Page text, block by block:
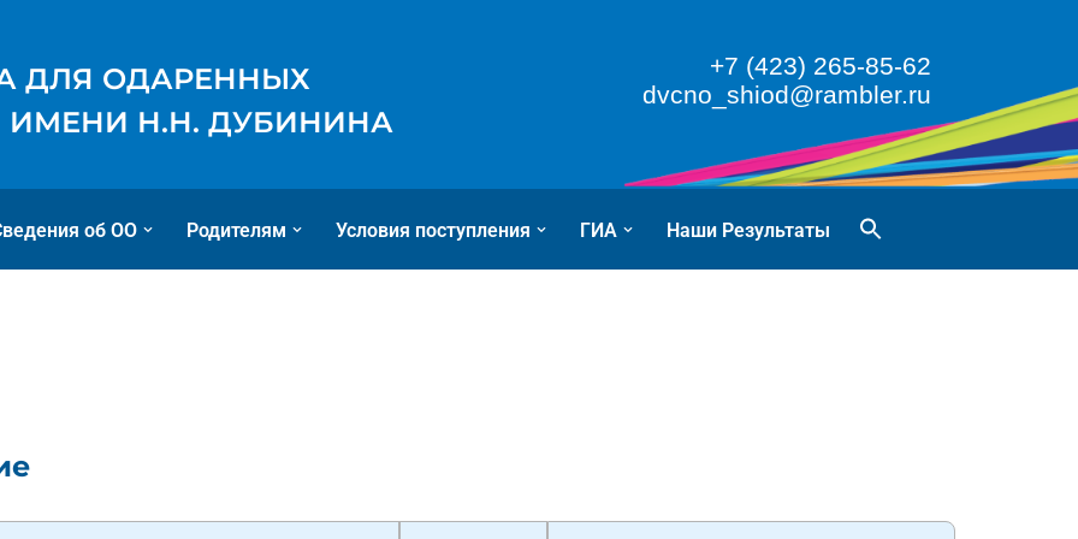
ДЛЯ ОДАРЕННЫХ
ИМЕНИ Н.Н. ДУБИНИНА
+7 (423) 265-85-62
dvcno_shiod@rambler.ru
об ОО Родителям Условия поступления ГИА Наши Результаты